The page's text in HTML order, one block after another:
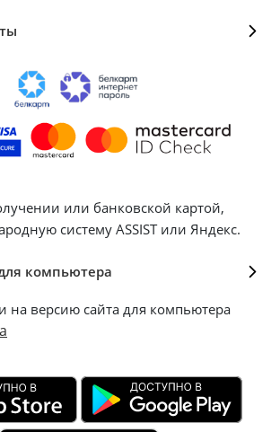
или банковской картой,
систему ASSIST или Яндекс.
компьютера
на версию сайта для компьютера